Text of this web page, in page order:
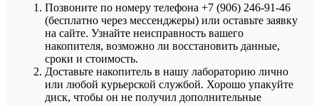
Позвоните по номеру телефона +7 (906) 246-91-46
(бесплатно через мессенджеры) или оставьте заявку
на сайте. Узнайте неисправность вашего
накопителя, возможно ли восстановить данные,
сроки и стоимость.
Доставьте накопитель в нашу лабораторию лично
или любой курьерской службой. Хорошо упакуйте
диск, чтобы он не получил дополнительные